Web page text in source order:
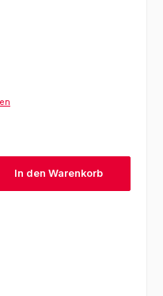
In den Warenkorb